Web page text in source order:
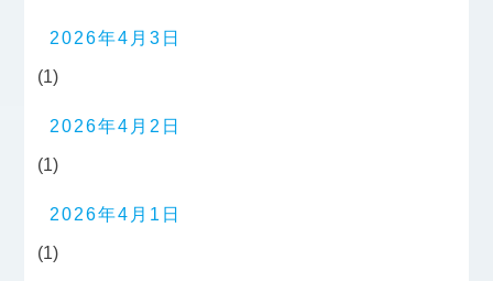
2026年4月3日
(1)
2026年4月2日
(1)
2026年4月1日
(1)